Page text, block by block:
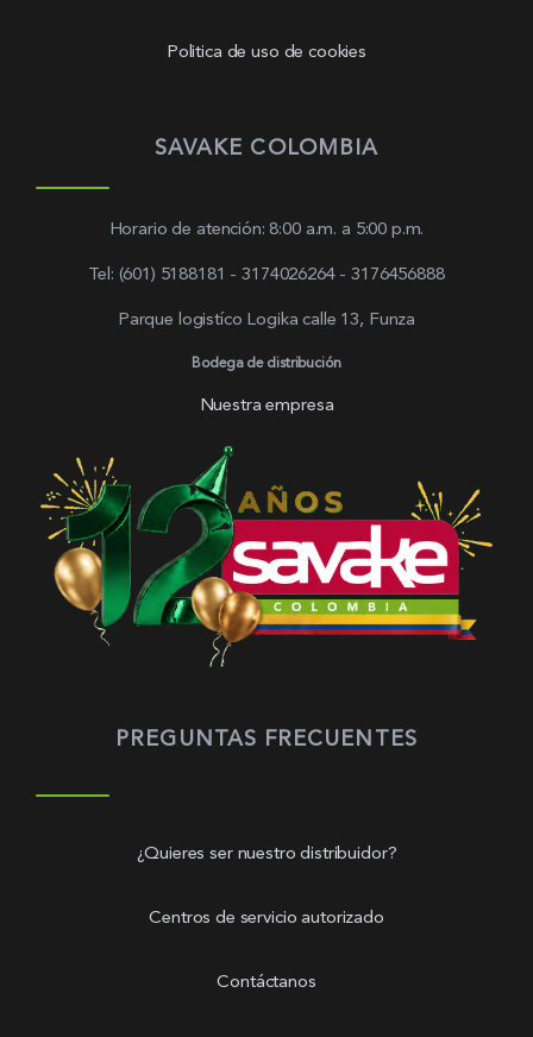
Politica de uso de cookies
SAVAKE COLOMBIA
Horario de atención: 8:00 a.m. a 5:00 p.m.
Tel: (601) 5188181 - 3174026264 - 3176456888
Parque logistíco Logika calle 13, Funza
Bodega de distribución
Nuestra empresa
PREGUNTAS FRECUENTES
¿Quieres ser nuestro distribuidor?
Centros de servicio autorizado
Contáctanos